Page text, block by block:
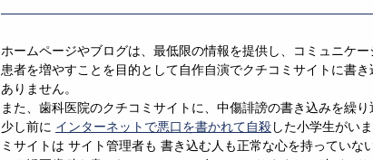
ホームページやブログは、最低限の情報を提供し、コミュニケー
患者を増やすことを目的として自作自演でクチコミサイトに書
ありません。
また、歯科医院のクチコミサイトに、中傷誹謗の書き込みを繰り
少し前に インターネットで悪口を書かれて自殺した小学生がい
ミサイトは サイト管理者も 書き込む人も正常な心を持っていな